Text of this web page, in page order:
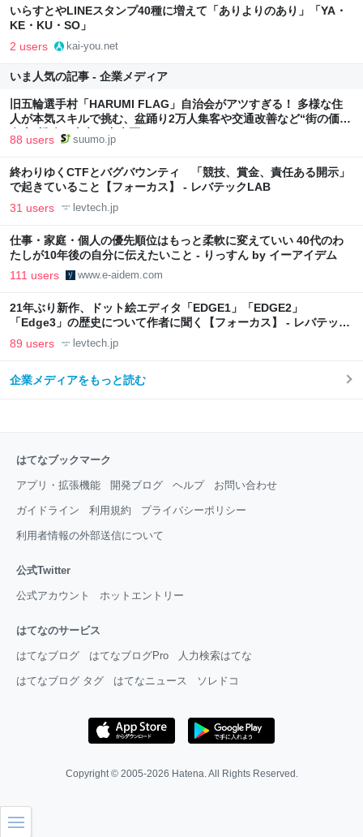
いらすとやLINEスタンプ40種に増えて「ありよりのあり」「YA・
KE・KU・SO」
2 users kai-you.net
いま人気の記事 - 企業メディア
旧五輪選手村「HARUMI FLAG」自治会がアツすぎる！ 多様な住
人が本気スキルで挑む、盆踊り2万人集客や交通改善など“街の価値
向上”戦略 東京・中央区
88 users suumo.jp
終わりゆくCTFとバグバウンティ 「競技、賞金、責任ある開示」
で起きていること【フォーカス】 - レバテックLAB
31 users levtech.jp
仕事・家庭・個人の優先順位はもっと柔軟に変えていい 40代のわ
たしが10年後の自分に伝えたいこと - りっすん by イーアイデム
111 users www.e-aidem.com
21年ぶり新作、ドット絵エディタ「EDGE1」「EDGE2」
「Edge3」の歴史について作者に聞く【フォーカス】 - レバテック
LAB
89 users levtech.jp
企業メディアをもっと読む
はてなブックマーク
アプリ・拡張機能 開発ブログ ヘルプ お問い合わせ
ガイドライン 利用規約 プライバシーポリシー
利用者情報の外部送信について
公式Twitter
公式アカウント ホットエントリー
はてなのサービス
はてなブログ はてなブログPro 人力検索はてな
はてなブログ タグ はてなニュース ソレドコ
Copyright © 2005-2026 Hatena. All Rights Reserved.